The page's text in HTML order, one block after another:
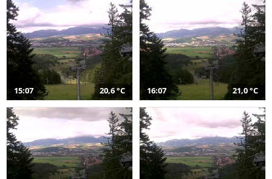
15:07 20,6 °C 16:07 21,0 °C